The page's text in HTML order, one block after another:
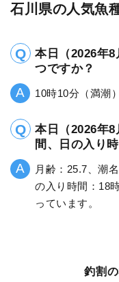
石川県の人気魚
本日（2026年
つですか？
10時10分（満潮
本日（2026年
間、日の入り
月齢：25.7、潮
の入り時間：18
っています。
釣割